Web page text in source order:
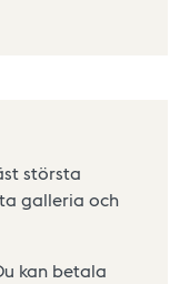
största
galleria och
kan betala